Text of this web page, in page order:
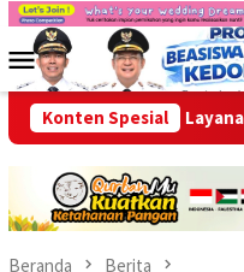
Loncat
kontenMenu
Mobile
Konten Spesial
Berikan Layanan Bersih,
Beranda Berita